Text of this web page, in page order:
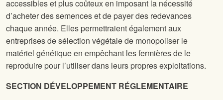
accessibles et plus coûteux en imposant la nécessité
d’acheter des semences et de payer des redevances
chaque année. Elles permettraient également aux
entreprises de sélection végétale de monopoliser le
matériel génétique en empêchant les fermières de le
reproduire pour l’utiliser dans leurs propres exploitations.
SECTION DÉVELOPPEMENT RÉGLEMENTAIRE